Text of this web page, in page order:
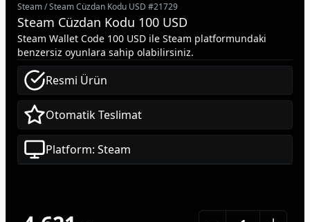
Steam/Steam Cüzdan Kodu USD #21729
Steam Cüzdan Kodu 100 USD
Steam Wallet Code 100 USD ile Steam platformundaki
benzersiz oyunlara sahip olabilirsiniz.
Resmi Ürün
Otomatik Teslimat
Platform: Steam